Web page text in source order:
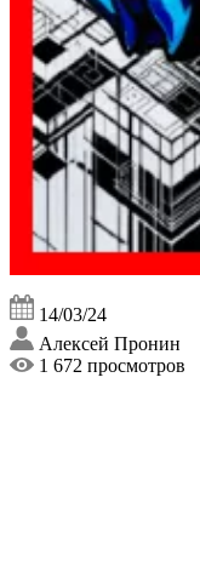
14/03/24
Алексей Пронин
1 672 просмотров